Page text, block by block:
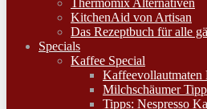
Thermomix Alternativen
KitchenAid von Artisan
Das Rezeptbuch für alle
Specials
Kaffee Special
Kaffeevollautmaten
Milchschäumer
Tipps: Nespresso